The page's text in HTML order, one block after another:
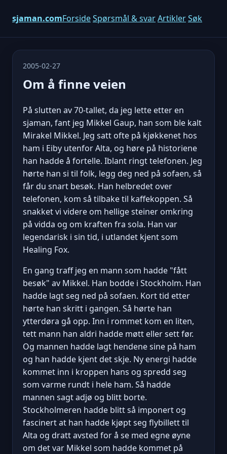
sjaman.comForsideSpørsmål & svarArtiklerSøk
2005-02-27
Om å finne veien
På slutten av 70-tallet, da jeg lette etter en
sjaman, fant jeg Mikkel Gaup, han som ble kalt
Mirakel Mikkel. Jeg satt ofte på kjøkkenet hos
ham i Eiby utenfor Alta, og høre på historiene
han hadde å fortelle. Iblant ringt telefonen. Jeg
hørte han si til folk, legg deg ned på sofaen, så
får du snart besøk. Han helbredet over
telefonen, kom så tilbake til kaffekoppen. Så
snakket vi videre om hellige steiner omkring
på vidda og om kraften fra sola. Han var
legendarisk i sin tid, i utlandet kjent som
Healing Fox.
En gang traff jeg en mann som hadde "fått
besøk" av Mikkel. Han bodde i Stockholm. Han
hadde lagt seg ned på sofaen. Kort tid etter
hørte han skritt i gangen. Så hørte han
ytterdøra gå opp. Inn i rommet kom en liten,
tett mann han aldri hadde møtt eller sett før.
Og mannen hadde lagt hendene sine på ham
og han hadde kjent det skje. Ny energi hadde
kommet inn i kroppen hans og spredd seg
som varme rundt i hele ham. Så hadde
mannen sagt adjø og blitt borte.
Stockholmeren hadde blitt så imponert og
fascinert at han hadde kjøpt seg flybillett til
Alta og dratt avsted for å se med egne øyne
om det var Mikkel som hadde kommet på